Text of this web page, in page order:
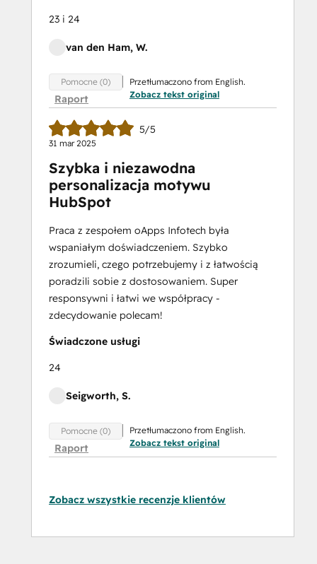
23 i 24
van den Ham, W.
Pomocne (0)
Raport
Przetłumaczono from English.
Zobacz tekst original
5/5
31 mar 2025
Szybka i niezawodna
personalizacja motywu
HubSpot
Praca z zespołem oApps Infotech była
wspaniałym doświadczeniem. Szybko
zrozumieli, czego potrzebujemy i z łatwością
poradzili sobie z dostosowaniem. Super
responsywni i łatwi we współpracy -
zdecydowanie polecam!
Świadczone usługi
24
Seigworth, S.
Pomocne (0)
Raport
Przetłumaczono from English.
Zobacz tekst original
Zobacz wszystkie recenzje klientów